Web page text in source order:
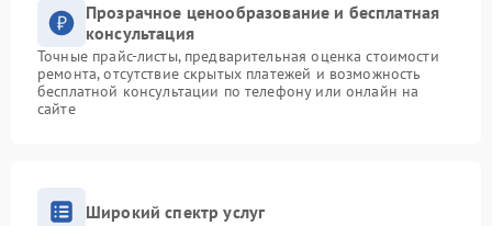
Прозрачное ценообразование и бесплатная
консультация
Точные прайс-листы, предварительная оценка стоимости
ремонта, отсутствие скрытых платежей и возможность
бесплатной консультации по телефону или онлайн на
сайте
Широкий спектр услуг